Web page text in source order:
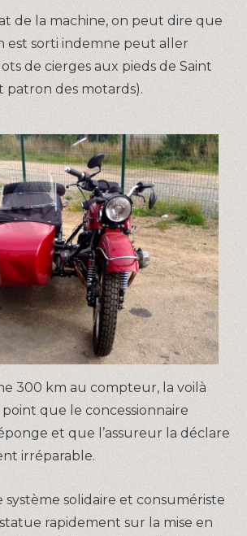
de la machine, on peut dire que
est sorti indemne peut aller
de cierges aux pieds de Saint
patron des motards).
300 km au compteur, la voilà
que le concessionnaire
et que l’assureur la déclare
irréparable.
solidaire et consumériste
rapidement sur la mise en